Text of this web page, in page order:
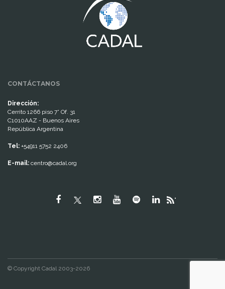
CONTÁCTANOS
Dirección:
Cerrito 1266 piso 7° Of. 31
C1010AAZ - Buenos Aires
República Argentina
Tel: +54911 5752 2406
E-mail: centro@cadal.org
"
© Copyright Cadal 2003-2026